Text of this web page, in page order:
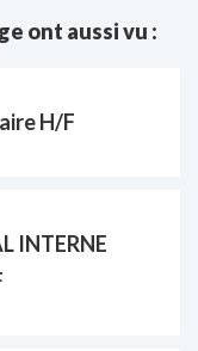
ont aussi vu :
H/F
INTERNE